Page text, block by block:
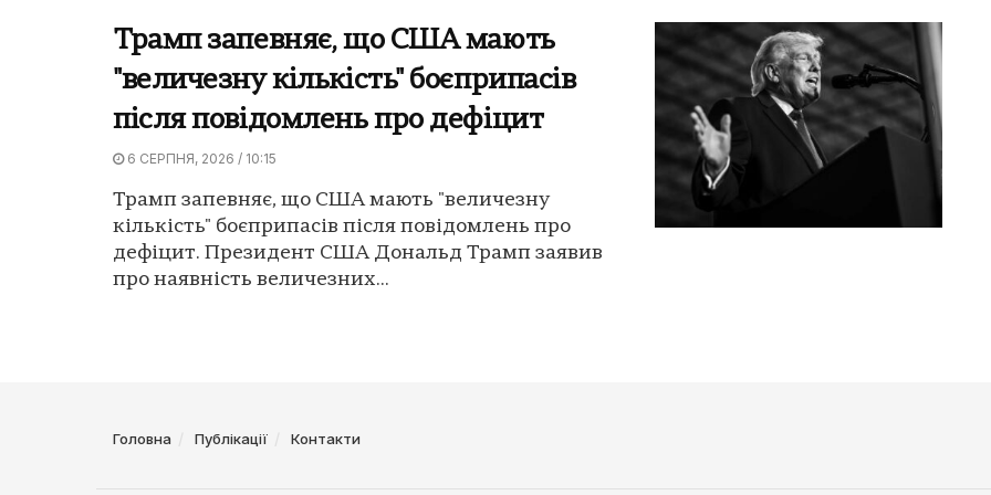
Трамп запевняє, що США мають
"величезну кількість" боєприпасів
після повідомлень про дефіцит
6 СЕРПНЯ, 2026 / 10:15
Трамп запевняє, що США мають "величезну
кількість" боєприпасів після повідомлень про
дефіцит. Президент США Дональд Трамп заявив
про наявність величезних...
Головна Публікації Контакти